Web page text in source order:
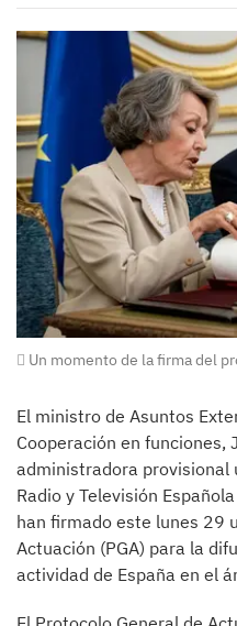
Un momento de la firma del
El ministro de Asuntos
Cooperación en funciones,
administradora provisional
Radio y Televisión
han firmado este lunes 29
Actuación (PGA) para la
actividad de España en el